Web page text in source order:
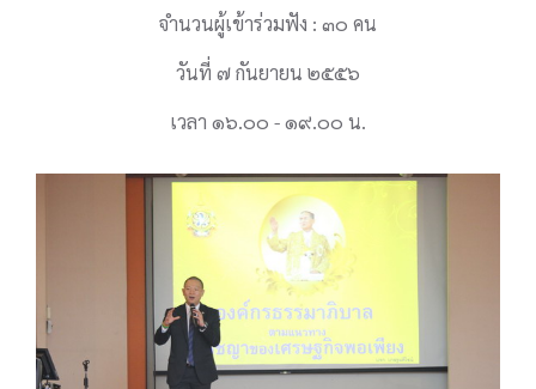
จำนวนผู้เข้าร่วมฟัง : ๓๐ คน
วันที่ ๗ กันยายน ๒๕๕๖
เวลา ๑๖.๐๐ - ๑๙.๐๐ น.